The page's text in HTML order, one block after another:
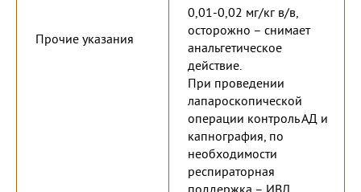
Прочие указания
0,01-0,02 мг/кг в/в,
осторожно – снимает
анальгетическое
действие.
При проведении
лапароскопической
операции контроль АД и
капнография, по
необходимости
респираторная